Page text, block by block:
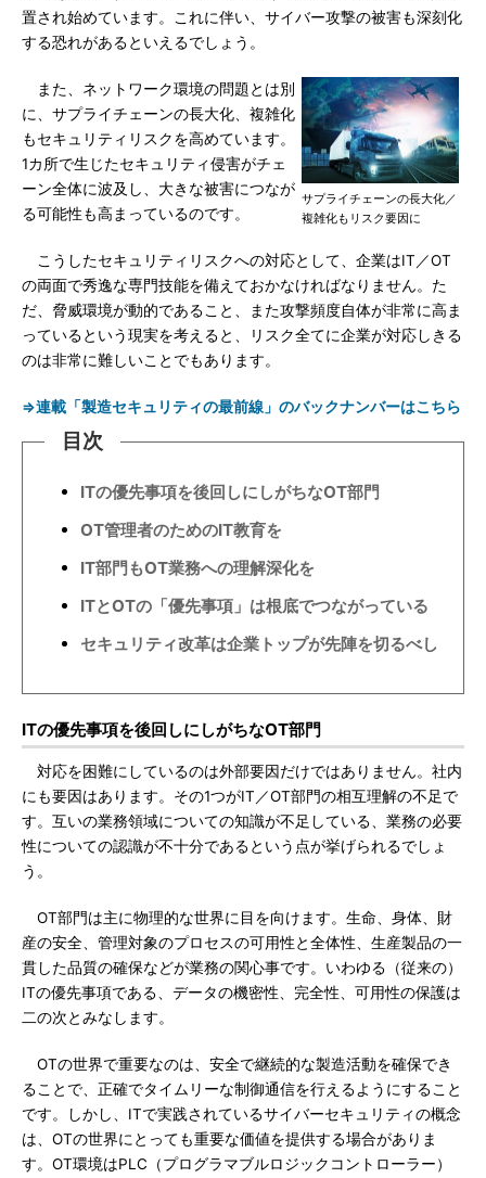
置され始めています。これに伴い、サイバー攻撃の被害も深刻化
する恐れがあるといえるでしょう。
サプライチェーンの長大化／
複雑化もリスク要因に
また、ネットワーク環境の問題とは別
に、サプライチェーンの長大化、複雑化
もセキュリティリスクを高めています。
1カ所で生じたセキュリティ侵害がチェ
ーン全体に波及し、大きな被害につなが
る可能性も高まっているのです。
こうしたセキュリティリスクへの対応として、企業はIT／OT
の両面で秀逸な専門技能を備えておかなければなりません。た
だ、脅威環境が動的であること、また攻撃頻度自体が非常に高ま
っているという現実を考えると、リスク全てに企業が対応しきる
のは非常に難しいことでもあります。
⇒連載「製造セキュリティの最前線」のバックナンバーはこちら
目次
ITの優先事項を後回しにしがちなOT部門
OT管理者のためのIT教育を
IT部門もOT業務への理解深化を
ITとOTの「優先事項」は根底でつながっている
セキュリティ改革は企業トップが先陣を切るべし
ITの優先事項を後回しにしがちなOT部門
対応を困難にしているのは外部要因だけではありません。社内
にも要因はあります。その1つがIT／OT部門の相互理解の不足で
す。互いの業務領域についての知識が不足している、業務の必要
性についての認識が不十分であるという点が挙げられるでしょ
う。
OT部門は主に物理的な世界に目を向けます。生命、身体、財
産の安全、管理対象のプロセスの可用性と全体性、生産製品の一
貫した品質の確保などが業務の関心事です。いわゆる（従来の）
ITの優先事項である、データの機密性、完全性、可用性の保護は
二の次とみなします。
OTの世界で重要なのは、安全で継続的な製造活動を確保でき
ることで、正確でタイムリーな制御通信を行えるようにすること
です。しかし、ITで実践されているサイバーセキュリティの概念
は、OTの世界にとっても重要な価値を提供する場合がありま
す。OT環境はPLC（プログラマブルロジックコントローラー）